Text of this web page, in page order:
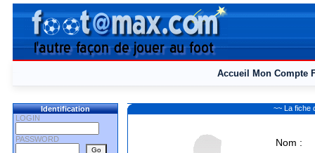
Accueil Mon Compte
Identification
LOGIN
PASSWORD
~~ La fiche
Nom :